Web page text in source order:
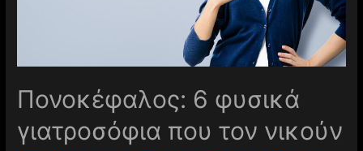
Πονοκέφαλος: 6 φυσικά
γιατροσόφια που τον νικούν